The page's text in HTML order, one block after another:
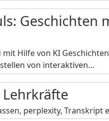
Geschichten
Hilfe von KI
von interaktiven…
Lehrkräfte
perplexity, Transkript